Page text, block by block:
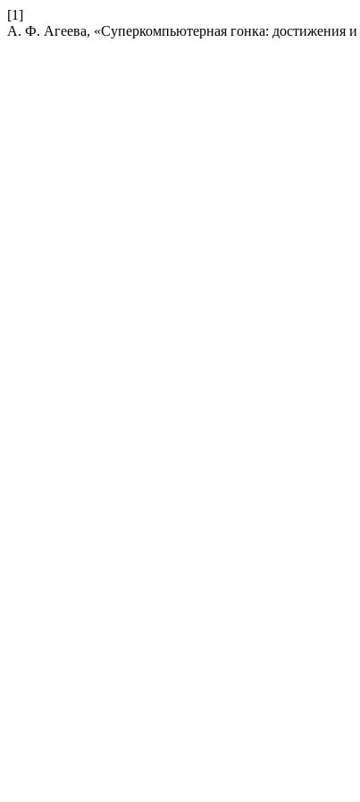
[1]
А. Ф. Агеева, «Суперкомпьютерная гонка: достижения